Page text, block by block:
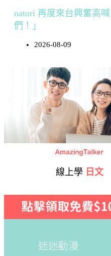
natori 再度來台興奮高
們！」
2026-08-09
線上學 日文
迷迷動漫